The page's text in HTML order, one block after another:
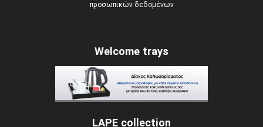
προσωπικών δεδομένων
Welcome trays
LAPE collection